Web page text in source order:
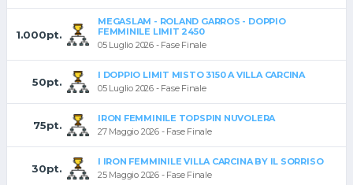
1.000pt.
MEGASLAM - ROLAND GARROS - DOPPIO
FEMMINILE LIMIT 2450
05 Luglio 2026 - Fase Finale
50pt.
I DOPPIO LIMIT MISTO 3150 A VILLA CARCINA
05 Luglio 2026 - Fase Finale
75pt.
IRON FEMMINILE TOPSPIN NUVOLERA
27 Maggio 2026 - Fase Finale
30pt.
I IRON FEMMINILE VILLA CARCINA BY IL SORRISO
25 Maggio 2026 - Fase Finale